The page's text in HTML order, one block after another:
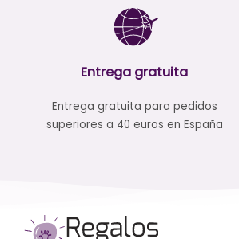
Entrega gratuita
Entrega gratuita para pedidos
superiores a 40 euros en España